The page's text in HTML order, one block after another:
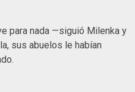
para nada —siguió Milenka y
sus abuelos le habían